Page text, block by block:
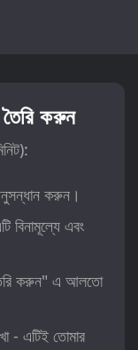
করুন
করুন।
বিনামূল্যে এবং
করুন" এ আলতো
- এটিই তোমার